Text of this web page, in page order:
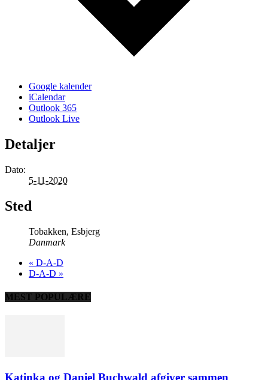
Google kalender
iCalendar
Outlook 365
Outlook Live
Detaljer
Dato:
5-11-2020
Sted
Tobakken, Esbjerg
Danmark
« D-A-D
D-A-D »
MEST POPULÆRE
Katinka og Daniel Buchwald afgiver sammen